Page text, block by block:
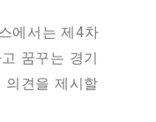
에서는 제4차
꿈꾸는 경기
의견을 제시할